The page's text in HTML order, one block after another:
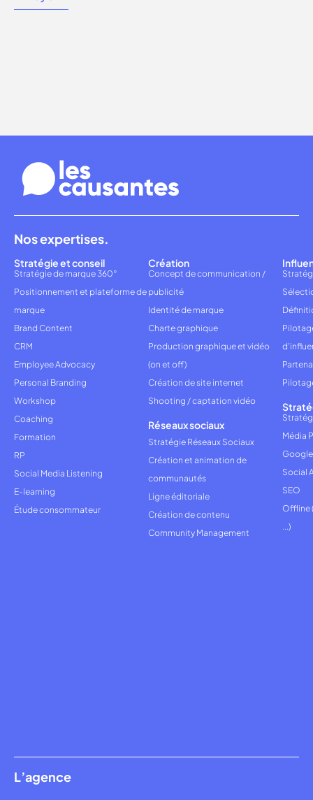
L’agence
Nos expertises.
Stratégie et conseil
Stratégie de marque 360°
Positionnement et plateforme de
marque
Brand Content
CRM
Employee Advocacy
Personal Branding
Workshop
Coaching
Formation
RP
Social Media Listening
E-learning
Étude consommateur
Création
Concept de communication /
publicité
Identité de marque
Charte graphique
Production graphique et vidéo
(on et off)
Création de site internet
Shooting / captation vidéo
Réseaux sociaux
Stratégie Réseaux Sociaux
Création et animation de
communautés
Ligne éditoriale
Création de contenu
Community Management
Média
Social
SEO
Offline
...)